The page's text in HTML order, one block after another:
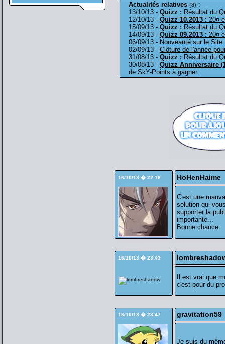
Actualités relatives (8) :
13/10/13 - Quizz : Résultat du
12/10/13 - Quizz 10.2013 : 20¤
15/09/13 - Quizz : Résultat du
14/09/13 - Quizz 09.2013 : 20¤
06/09/13 - Nouveauté sur le
02/09/13 - Clôture de l'année
31/08/13 - Quizz : Résultat du
30/08/13 - Quizz Anniversaire
de SkY-Points à gagner
16/10/13 � 22:18 HoHenHaime
C'est une
solution qui
supporter la
importante...
Bonne chance.
16/10/13 � 23:43
Il est vrai que
c'est pour du
16/10/13 � 23:47 gravitation59
Je suis du